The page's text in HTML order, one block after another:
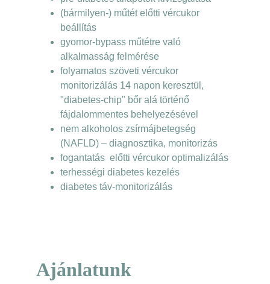
(bármilyen-) műtét előtti vércukor
beállítás
gyomor-bypass műtétre való
alkalmasság felmérése
folyamatos szöveti vércukor
monitorizálás 14 napon keresztül,
"diabetes-chip" bőr alá történő
fájdalommentes behelyezésével
nem alkoholos zsírmájbetegség
(NAFLD) – diagnosztika, monitorizás
fogantatás  előtti vércukor optimalizálás
terhességi diabetes kezelés
diabetes táv-monitorizálás
Ajánlatunk